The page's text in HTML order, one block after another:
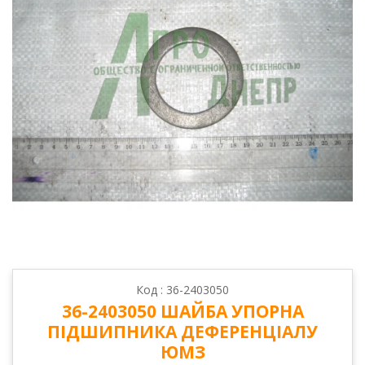
Код : 36-2403050
36-2403050 ШАЙБА УПОРНА
ПІДШИПНИКА ДЕФЕРЕНЦІАЛУ
ЮМЗ